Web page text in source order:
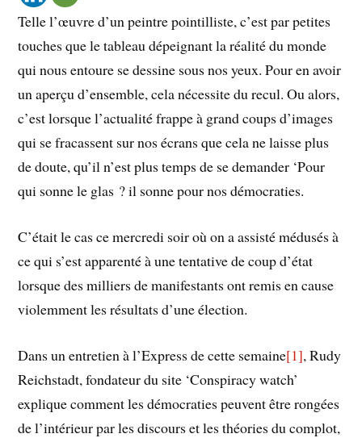
Telle l’œuvre d’un peintre pointilliste, c’est par petites
touches que le tableau dépeignant la réalité du monde
qui nous entoure se dessine sous nos yeux. Pour en avoir
un aperçu d’ensemble, cela nécessite du recul. Ou alors,
c’est lorsque l’actualité frappe à grand coups d’images
qui se fracassent sur nos écrans que cela ne laisse plus
de doute, qu’il n’est plus temps de se demander ‘Pour
qui sonne le glas ? il sonne pour nos démocraties.
C’était le cas ce mercredi soir où on a assisté médusés à
ce qui s’est apparenté à une tentative de coup d’état
lorsque des milliers de manifestants ont remis en cause
violemment les résultats d’une élection.
Dans un entretien à l’Express de cette semaine[1], Rudy
Reichstadt, fondateur du site ‘Conspiracy watch’
explique comment les démocraties peuvent être rongées
de l’intérieur par les discours et les théories du complot,